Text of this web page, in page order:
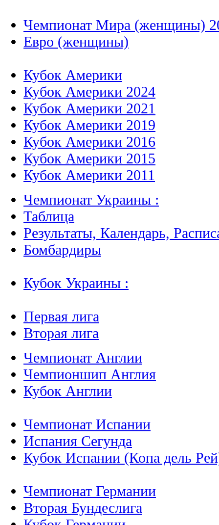
Чемпионат Мира (женщины)
Евро (женщины)
Кубок Америки
Кубок Америки 2024
Кубок Америки 2021
Кубок Америки 2019
Кубок Америки 2016
Кубок Америки 2015
Кубок Америки 2011
Чемпионат Украины :
Таблица
Результаты, Календарь,
Бомбардиры
Кубок Украины :
Первая лига
Вторая лига
Чемпионат Англии
Чемпионшип Англия
Кубок Англии
Чемпионат Испании
Испания Сегунда
Кубок Испании (Копа дель
Чемпионат Германии
Вторая Бундеслига